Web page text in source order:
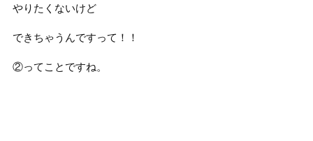
やりたくないけど
できちゃうんですって！！
②ってことですね。